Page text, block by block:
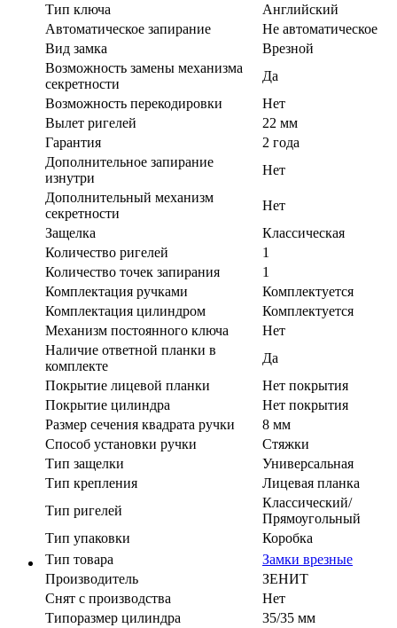
Тип ключа
Английский
Автоматическое запирание
Не автоматическое
Вид замка
Врезной
Возможность замены механизма
секретности
Да
Возможность перекодировки
Нет
Вылет ригелей
22 мм
Гарантия
2 года
Дополнительное запирание
изнутри
Нет
Дополнительный механизм
секретности
Нет
Защелка
Классическая
Количество ригелей
1
Количество точек запирания
1
Комплектация ручками
Комплектуется
Комплектация цилиндром
Комплектуется
Механизм постоянного ключа
Нет
Наличие ответной планки в
комплекте
Да
Покрытие лицевой планки
Нет покрытия
Покрытие цилиндра
Нет покрытия
Размер сечения квадрата ручки
8 мм
Способ установки ручки
Стяжки
Тип защелки
Универсальная
Тип крепления
Лицевая планка
Тип ригелей
Классический/
Прямоугольный
Тип упаковки
Коробка
Тип товара
Замки врезные
Производитель
ЗЕНИТ
Cнят с производства
Нет
Типоразмер цилиндра
35/35 мм